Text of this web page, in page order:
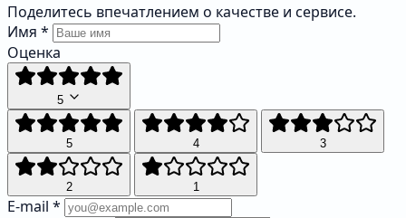
Поделитесь впечатлением о качестве и сервисе.
Имя *
Оценка
5
5 4 3
2 1
E-mail *